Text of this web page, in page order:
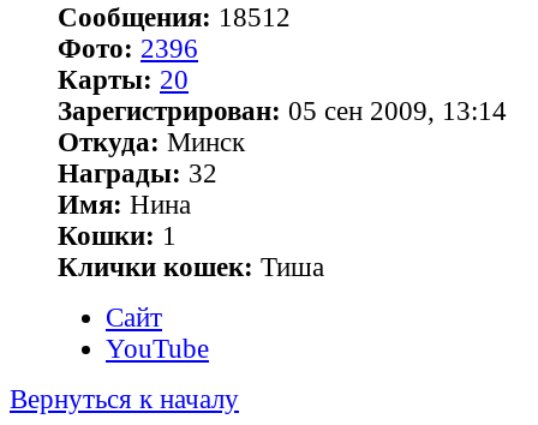
Сообщения: 18512
Фото: 2396
Карты: 20
Зарегистрирован: 05 сен 2009, 13:14
Откуда: Минск
Награды: 32
Имя: Нина
Кошки: 1
Клички кошек: Тиша
Сайт
YouTube
Вернуться к началу